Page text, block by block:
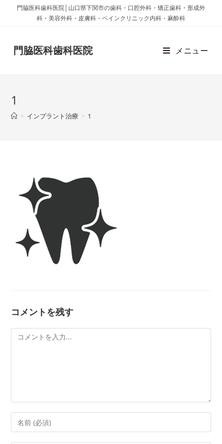
門脇医科歯科医院│山口県下関市の歯科・口腔外科・矯正歯科・形成外
科・美容外科・皮膚科・ペインクリニック内科・麻酔科
門脇医科歯科医院 メニュー
1
> インプラント治療 > 1
コメントを残す